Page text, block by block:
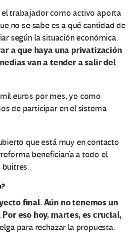
el trabajador como activo aporta
no se sabe es a qué cantidad de
según la situación económica.
a que haya una privatización
van a tender a salir del
euros por mes, yo como
de participar en el sistema
que está muy en contacto
beneficiaría a todo el
final. Aún no tenemos un
eso hoy, martes, es crucial,
para rechazar la propuesta.